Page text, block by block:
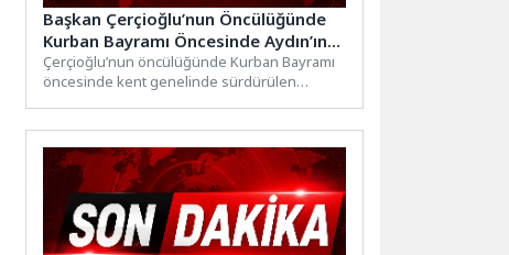
Başkan Çerçioğlu’nun Öncülüğünde
Kurban Bayramı Öncesinde Aydın’ın
Dört Bir Yanında Çalışmalar Sürüyor
Çerçioğlu’nun öncülüğünde Kurban Bayramı
öncesinde kent genelinde sürdürülen